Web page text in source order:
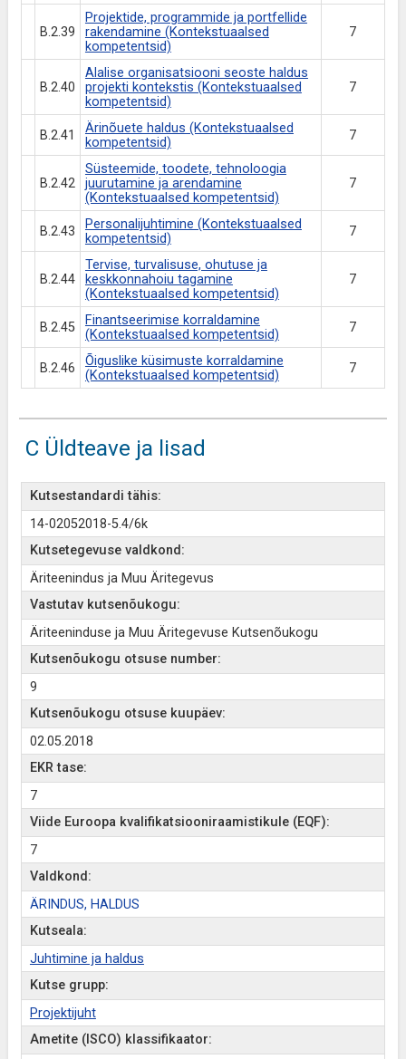
B.2.39
Projektide, programmide ja portfellide
rakendamine (Kontekstuaalsed
kompetentsid)
7
B.2.40
Alalise organisatsiooni seoste haldus
projekti kontekstis (Kontekstuaalsed
kompetentsid)
7
B.2.41
Ärinõuete haldus (Kontekstuaalsed
kompetentsid)
7
B.2.42
Süsteemide, toodete, tehnoloogia
juurutamine ja arendamine
(Kontekstuaalsed kompetentsid)
7
B.2.43
Personalijuhtimine (Kontekstuaalsed
kompetentsid)
7
B.2.44
Tervise, turvalisuse, ohutuse ja
keskkonnahoiu tagamine
(Kontekstuaalsed kompetentsid)
7
B.2.45
Finantseerimise korraldamine
(Kontekstuaalsed kompetentsid)
7
B.2.46
Õiguslike küsimuste korraldamine
(Kontekstuaalsed kompetentsid)
7
C Üldteave ja lisad
Kutsestandardi tähis:
14-02052018-5.4/6k
Kutsetegevuse valdkond:
Äriteenindus ja Muu Äritegevus
Vastutav kutsenõukogu:
Äriteeninduse ja Muu Äritegevuse Kutsenõukogu
Kutsenõukogu otsuse number:
9
Kutsenõukogu otsuse kuupäev:
02.05.2018
EKR tase:
7
Viide Euroopa kvalifikatsiooniraamistikule (EQF):
7
Valdkond:
ÄRINDUS, HALDUS
Kutseala:
Juhtimine ja haldus
Kutse grupp:
Projektijuht
Ametite (ISCO) klassifikaator: